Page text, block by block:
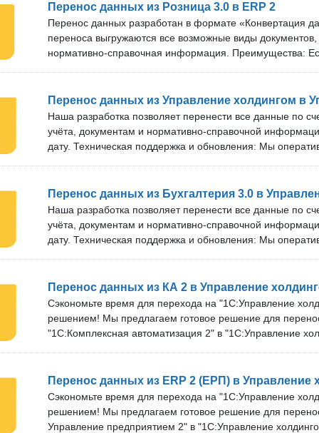
Преимущества: Есть возможность применить фильтр по
оперативно обновляем решение под новые версии
состоит из более чем 10 специалистов, которые
поддержку. Срок технической поддержки и бесплатных
можете бесплатно проверить наше решение на своём
мы договоримся об удобном времени подключения
Перенос данных из Розница 3.0 в ERP 2
Перенос данных разработан в формате «Конвертация
переноса выгружаются все возможные виды документов,
нормативно-справочная информация. Преимущества:
обновления: Мы оперативно обновляем решение под
Срок технической поддержки и бесплатных обновлений
нашей команде более 10 специалистов. Проверка
бесплатно проверить наше решение на своём сервере.
Перенос данных из Управление холдингом в
Наша разработка позволяет перенести все данные по
учёта, документам и нормативно-справочной
дату. Техническая поддержка и обновления: Мы
Проверка перед покупкой: Вы можете бесплатно
своём сервере. Оставьте заявку, и мы договоримся об
подключения нашего специалиста.
Перенос данных из Бухгалтерия 3.0 в
Наша разработка позволяет перенести все данные по
учёта, документам и нормативно-справочной
дату. Техническая поддержка и обновления: Мы
Разработка подойдёт для базовой версии
также версий КОРП и ПРОФ. Проверка перед покупкой:
проверить наше решение на своём сервере. Оставьте
удобном времени подключения нашего специалиста.
Перенос данных из КА 2 в Управление
Сэкономьте время для перехода на "1С:Управление
решением! Мы предлагаем готовое решение для
"1С:Комплексная автоматизация 2" в "1С:Управление
выбранный период и нормативно-справочную
учтены все возможные виды документов, начальных
поддержка от команды из более чем 10 специалистов.
решение под новые версии программ. Срок технической
Перенос данных из ERP 2 (ЕРП) в Управление
Сэкономьте время для перехода на "1С:Управление
решением! Мы предлагаем готовое решение для
Управление предприятием 2" в "1С:Управление